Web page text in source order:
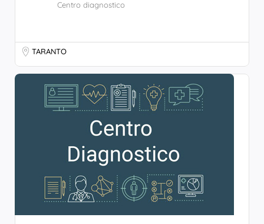
Centro diagnostico
TARANTO